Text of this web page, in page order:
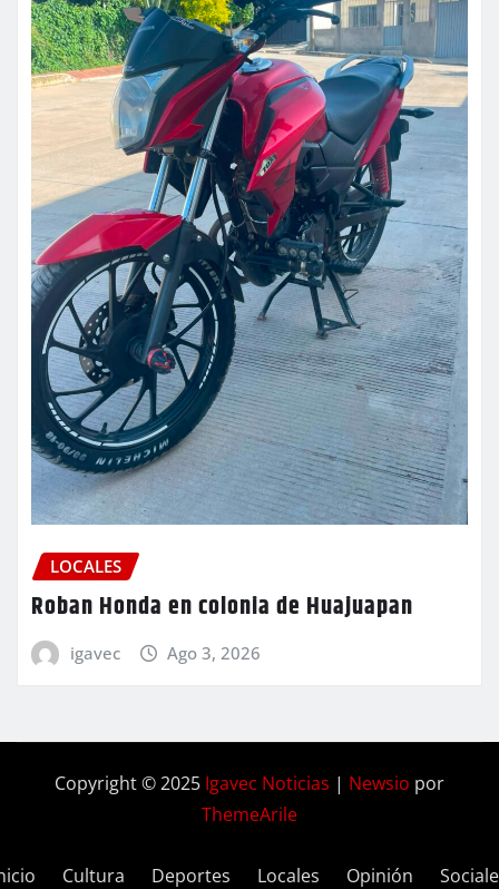
LOCALES
Roban Honda en colonia de Huajuapan
igavec Ago 3, 2026
Copyright © 2025 Igavec Noticias | Newsio por
ThemeArile
Cultura Deportes Locales Opinión